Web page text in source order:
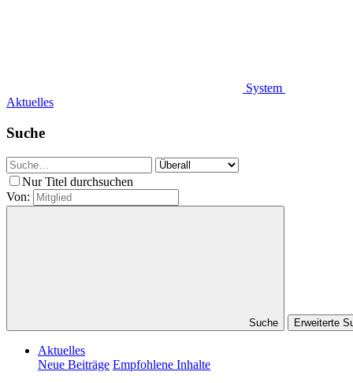
System
Aktuelles
Suche
Nur Titel durchsuchen
Von:
Suche Erweiterte
Aktuelles
Neue Beiträge Empfohlene Inhalte